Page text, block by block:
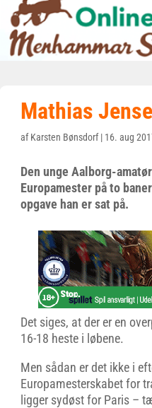
Mathias
afKarsten Bønsdorf| 16. aug
Den unge Aalborg-
Europamester på to
opgave han er sat på.
Det siges, at der er en
16-18 heste i løbene.
Men sådan er det ikke i
Europamesterskabet for
ligger sydøst for Paris –